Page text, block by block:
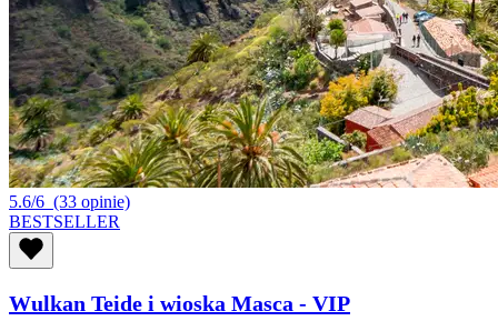
5.6/6 (33 opinie)
BESTSELLER
Wulkan Teide i wioska Masca - VIP